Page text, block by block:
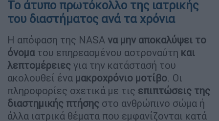
Το άτυπο πρωτόκολλο της ιατρικής
του διαστήματος ανά τα χρόνια
Η απόφαση της NASA να μην αποκαλύψει το
όνοματου επηρεασμένου αστροναύτη και
λεπτομέρειες για την κατάστασή του
ακολουθεί ένα μακροχρόνιο μοτίβο. Οι
πληροφορίες σχετικά με τις επιπτώσεις της
διαστημικής πτήσης στο ανθρώπινο σώμα ή
άλλα ιατρικά θέματα που εμφανίζονται κατά